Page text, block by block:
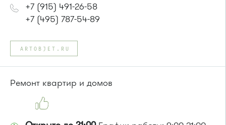
+7 (915) 491-26-58
+7 (495) 787-54-89
ARTOBJET.RU
Ремонт квартир и домов